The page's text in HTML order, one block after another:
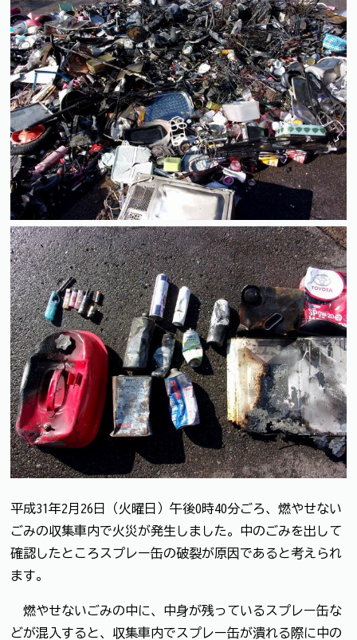
平成31年2月26日（火曜日）午後0時40分ごろ、燃やせない
ごみの収集車内で火災が発生しました。中のごみを出して
確認したところスプレー缶の破裂が原因であると考えられ
ます。
燃やせないごみの中に、中身が残っているスプレー缶な
どが混入すると、収集車内でスプレー缶が潰れる際に中の